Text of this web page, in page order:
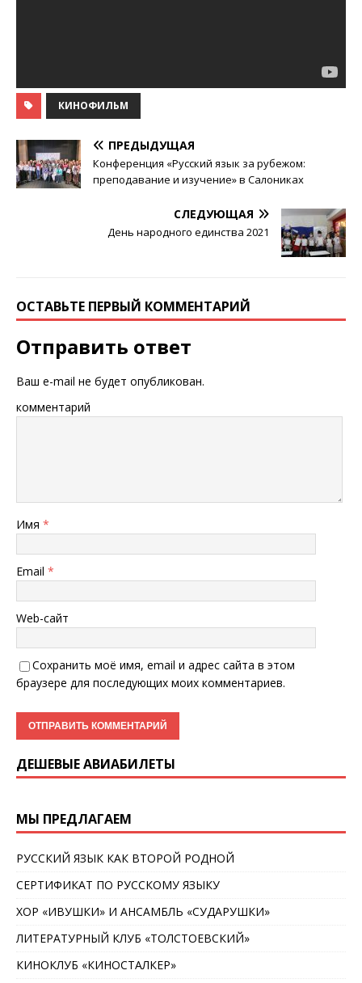
КИНОФИЛЬМ
ПРЕДЫДУЩАЯ
Конференция «Русский язык за рубежом:
преподавание и изучение» в Салониках
СЛЕДУЮЩАЯ
День народного единства 2021
ОСТАВЬТЕ ПЕРВЫЙ КОММЕНТАРИЙ
Отправить ответ
Ваш e-mail не будет опубликован.
комментарий
Имя *
Email *
Web-сайт
Сохранить моё имя, email и адрес сайта в этом
браузере для последующих моих комментариев.
ДЕШЕВЫЕ АВИАБИЛЕТЫ
МЫ ПРЕДЛАГАЕМ
РУССКИЙ ЯЗЫК КАК ВТОРОЙ РОДНОЙ
СЕРТИФИКАТ ПО РУССКОМУ ЯЗЫКУ
ХОР «ИВУШКИ» И АНСАМБЛЬ «СУДАРУШКИ»
ЛИТЕРАТУРНЫЙ КЛУБ «ТОЛСТОЕВСКИЙ»
КИНОКЛУБ «КИНОСТАЛКЕР»